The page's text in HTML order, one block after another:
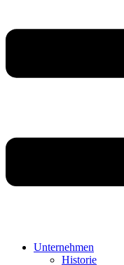
Unternehmen
Historie